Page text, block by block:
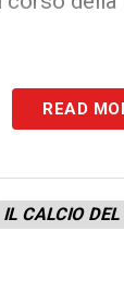
READ
IL CALCIO